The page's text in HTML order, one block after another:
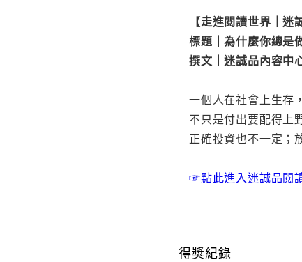
【走進閱讀世界｜迷
標題｜為什麼你總是
撰文｜迷誠品內容中
一個人在社會上生存
不只是付出要配得上
正確投資也不一定；
☞點此進入迷誠品閱
得獎紀錄